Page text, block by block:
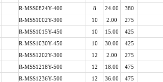
R-MSS0824Y-400 8 24.00 380
R-MSS1002Y-300 10 2.00 275
R-MSS1015Y-450 10 15.00 425
R-MSS1030Y-450 10 30.00 425
R-MSS1202Y-300 12 2.00 275
R-MSS1218Y-500 12 18.00 475
R-MSS1236Y-500 12 36.00 475